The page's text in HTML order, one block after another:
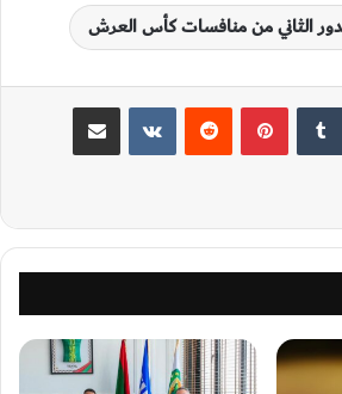
بينتيريست